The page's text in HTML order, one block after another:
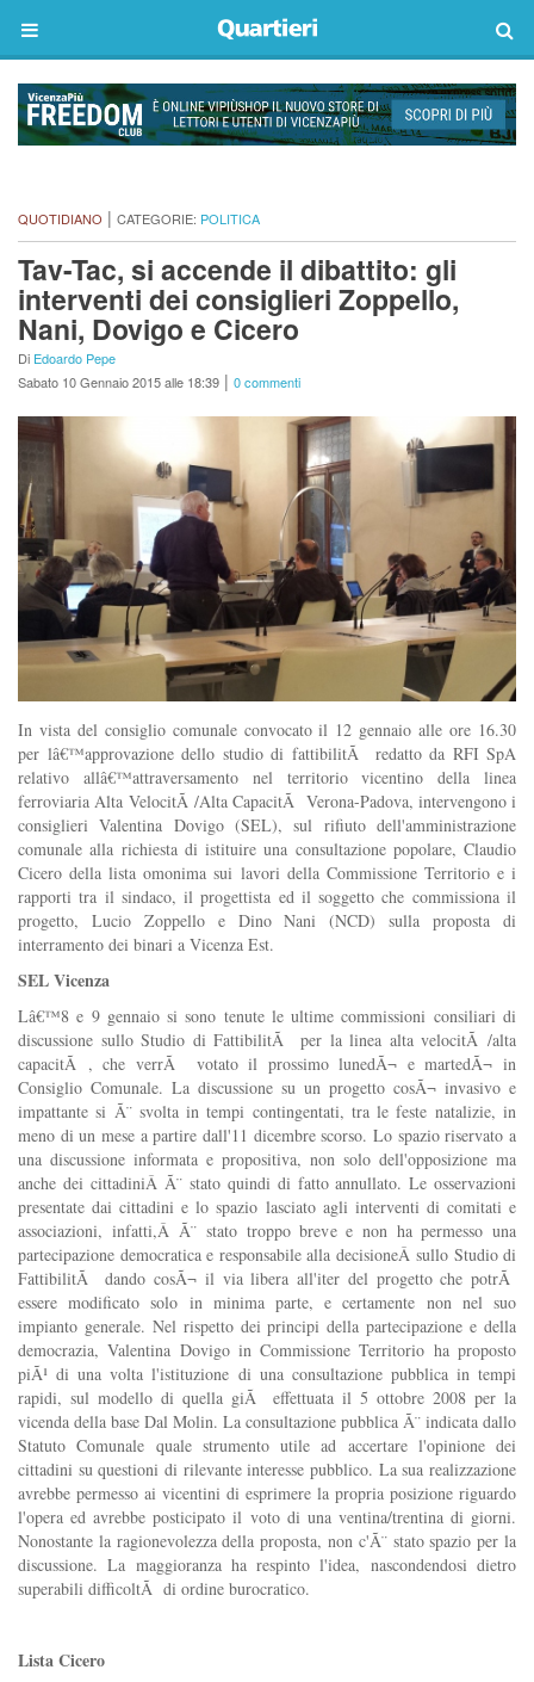
QUOTIDIANO | CATEGORIE: POLITICA
Tav-Tac, si accende il dibattito: gli
interventi dei consiglieri Zoppello,
Nani, Dovigo e Cicero
Di Edoardo Pepe
Sabato 10 Gennaio 2015 alle 18:39 | 0 commenti
In vista del consiglio comunale convocato il 12 gennaio alle ore 16.30
per lâ€™approvazione dello studio di fattibilitÃ redatto da RFI SpA
relativo allâ€™attraversamento nel territorio vicentino della linea
ferroviaria Alta VelocitÃ /Alta CapacitÃ Verona-Padova, intervengono i
consiglieri Valentina Dovigo (SEL), sul rifiuto dell'amministrazione
comunale alla richiesta di istituire una consultazione popolare, Claudio
Cicero della lista omonima sui lavori della Commissione Territorio e i
rapporti tra il sindaco, il progettista ed il soggetto che commissiona il
progetto, Lucio Zoppello e Dino Nani (NCD) sulla proposta di
interramento dei binari a Vicenza Est.
SEL Vicenza
Lâ€™8 e 9 gennaio si sono tenute le ultime commissioni consiliari di
discussione sullo Studio di FattibilitÃ per la linea alta velocitÃ /alta
capacitÃ , che verrÃ votato il prossimo lunedÃ¬ e martedÃ¬ in
Consiglio Comunale. La discussione su un progetto cosÃ¬ invasivo e
impattante si Ã¨ svolta in tempi contingentati, tra le feste natalizie, in
meno di un mese a partire dall'11 dicembre scorso. Lo spazio riservato a
una discussione informata e propositiva, non solo dell'opposizione ma
anche dei cittadiniÂ Ã¨ stato quindi di fatto annullato. Le osservazioni
presentate dai cittadini e lo spazio lasciato agli interventi di comitati e
associazioni, infatti,Â Ã¨ stato troppo breve e non ha permesso una
partecipazione democratica e responsabile alla decisioneÂ sullo Studio di
FattibilitÃ dando cosÃ¬ il via libera all'iter del progetto che potrÃ
essere modificato solo in minima parte, e certamente non nel suo
impianto generale. Nel rispetto dei principi della partecipazione e della
democrazia, Valentina Dovigo in Commissione Territorio ha proposto
piÃ¹ di una volta l'istituzione di una consultazione pubblica in tempi
rapidi, sul modello di quella giÃ effettuata il 5 ottobre 2008 per la
vicenda della base Dal Molin. La consultazione pubblica Ã¨ indicata dallo
Statuto Comunale quale strumento utile ad accertare l'opinione dei
cittadini su questioni di rilevante interesse pubblico. La sua realizzazione
avrebbe permesso ai vicentini di esprimere la propria posizione riguardo
l'opera ed avrebbe posticipato il voto di una ventina/trentina di giorni.
Nonostante la ragionevolezza della proposta, non c'Ã¨ stato spazio per la
discussione. La maggioranza ha respinto l'idea, nascondendosi dietro
superabili difficoltÃ di ordine burocratico.
Lista Cicero